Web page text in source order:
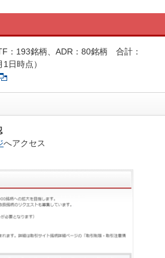
：193銘柄、ADR：80銘柄 合計：
日時点）
へアクセス